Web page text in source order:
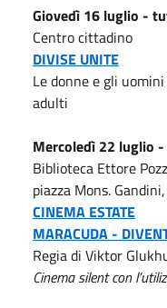
Giovedì 16 luglio -
Centro cittadino
DIVISE UNITE
Le donne e gli
adulti
Mercoledì 22 luglio
Biblioteca Ettore
piazza Mons.
CINEMA ESTATE
MARACUDA -
Regia di Viktor
Cinema silent con